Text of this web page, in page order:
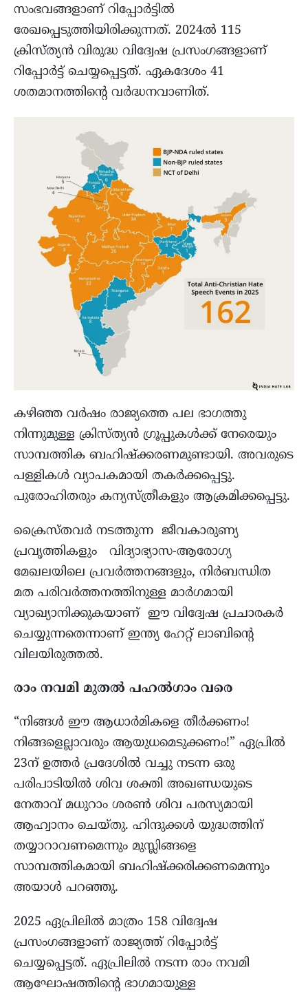
സംഭവങ്ങളാണ് റിപ്പോർട്ടിൽ
രേഖപ്പെടുത്തിയിരിക്കുന്നത്. 2024ൽ 115
ക്രിസ്ത്യൻ വിരുദ്ധ വിദ്വേഷ പ്രസംഗങ്ങളാണ്
റിപ്പോർട്ട്‌ ചെയ്യപ്പെട്ടത്. ഏകദേശം 41
ശതമാനത്തിന്റെ വർദ്ധനവാണിത്.
കഴിഞ്ഞ വർഷം രാജ്യത്തെ പല ഭാഗത്തു
നിന്നുമുള്ള ക്രിസ്ത്യൻ ഗ്രൂപ്പുകൾക്ക് നേരെയും
സാമ്പത്തിക ബഹിഷ്‌ക്കരണമുണ്ടായി. അവരുടെ
പള്ളികൾ വ്യാപകമായി തകർക്കപ്പെട്ടു.
പുരോഹിതരും കന്യസ്ത്രീകളും ആക്രമിക്കപ്പെട്ടു.
ക്രൈസ്തവർ നടത്തുന്ന ജീവകാരുണ്യ
പ്രവൃത്തികളും വിദ്യാഭ്യാസ-ആരോഗ്യ
മേഖലയിലെ പ്രവർത്തനങ്ങളും, നിർബന്ധിത
മത പരിവർത്തനത്തിനുള്ള മാർഗമായി
വ്യാഖ്യാനിക്കുകയാണ് ഈ വിദ്വേഷ പ്രചാരകർ
ചെയ്യുന്നതെന്നാണ് ഇന്ത്യ ഹേറ്റ് ലാബിന്റെ
വിലയിരുത്തൽ.
രാം നവമി മുതൽ പഹൽഗാം വരെ
“നിങ്ങൾ ഈ ആധാർമികളെ തീർക്കണം!
നിങ്ങളെല്ലാവരും ആയുധമെടുക്കണം!” ഏപ്രിൽ
23ന് ഉത്തർ പ്രദേശിൽ വച്ചു നടന്ന ഒരു
പരിപാടിയിൽ ശിവ ശക്തി അഖണ്ഡയുടെ
നേതാവ് മധുറാം ശരൺ ശിവ പരസ്യമായി
ആഹ്വാനം ചെയ്തു. ഹിന്ദുക്കൾ യുദ്ധത്തിന്
തയ്യാറാവണമെന്നും മുസ്ലിങ്ങളെ
സാമ്പത്തികമായി ബഹിഷ്‌ക്കരിക്കണമെന്നും
അയാൾ പറഞ്ഞു.
2025 ഏപ്രിലിൽ മാത്രം 158 വിദ്വേഷ
പ്രസംഗങ്ങളാണ് രാജ്യത്ത് റിപ്പോർട്ട്
ചെയ്യപ്പെട്ടത്. ഏപ്രിലിൽ നടന്ന രാം നവമി
ആഘോഷത്തിന്റെ ഭാഗമായുള്ള